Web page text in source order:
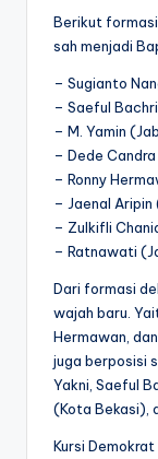
Berikut
sah menjadi
– Sugianto
– Saeful
– M. Yamin
– Dede
– Ronny
– Jaenal Aripin
– Zulkifli
– Ratnawati
Dari formasi
wajah baru.
Hermawan,
juga berposisi
Yakni, Saeful
(Kota Bekasi),
Kursi